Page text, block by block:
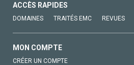
ACCÈS RAPIDES
DOMAINES TRAITÉS EMC REVUES
MON COMPTE
CRÉER UN COMPTE